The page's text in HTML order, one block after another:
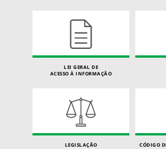
LEI GERAL DE
ACESSO À INFORMAÇÃO
LEGISLAÇÃO
CÓDIGO